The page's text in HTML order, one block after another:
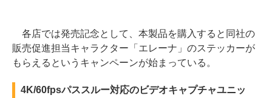
各店では発売記念として、本製品を購入すると同社の
販売促進担当キャラクター「エレーナ」のステッカーが
もらえるというキャンペーンが始まっている。
4K/60fpsパススルー対応のビデオキャプチャユニッ